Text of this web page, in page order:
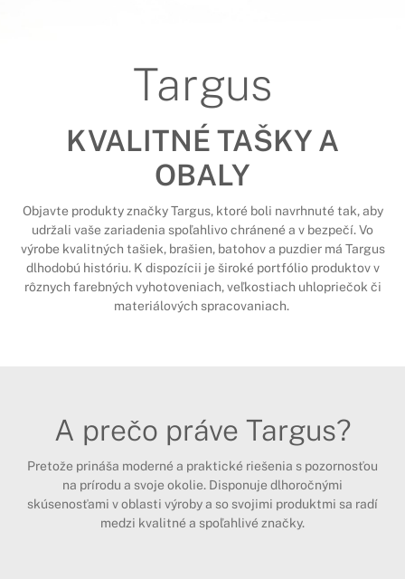
Targus
KVALITNÉ TAŠKY A
OBALY
Objavte produkty značky Targus, ktoré boli navrhnuté tak, aby
udržali vaše zariadenia spoľahlivo chránené a v bezpečí. Vo
výrobe kvalitných tašiek, brašien, batohov a puzdier má Targus
dlhodobú históriu. K dispozícii je široké portfólio produktov v
rôznych farebných vyhotoveniach, veľkostiach uhlopriečok či
materiálových spracovaniach.
A prečo práve Targus?
Pretože prináša moderné a praktické riešenia s pozornosťou
na prírodu a svoje okolie. Disponuje dlhoročnými
skúsenosťami v oblasti výroby a so svojimi produktmi sa radí
medzi kvalitné a spoľahlivé značky.